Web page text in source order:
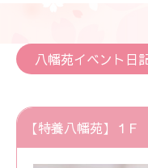
八幡苑イベント日
【特養八幡苑】１